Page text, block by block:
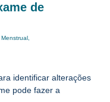
de
,
identificar alterações
pode fazer a